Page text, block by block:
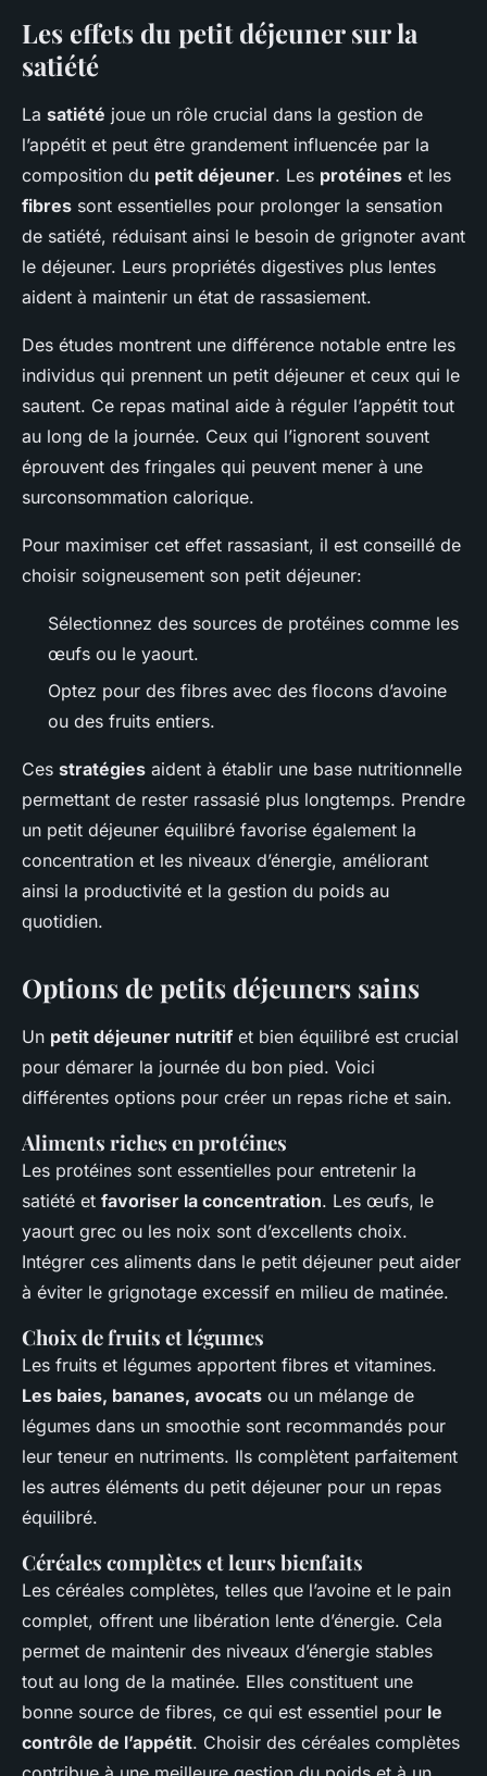
Les effets du petit déjeuner sur la
satiété
La satiété joue un rôle crucial dans la gestion de
l’appétit et peut être grandement influencée par la
composition du petit déjeuner. Les protéines et les
fibres sont essentielles pour prolonger la sensation
de satiété, réduisant ainsi le besoin de grignoter avant
le déjeuner. Leurs propriétés digestives plus lentes
aident à maintenir un état de rassasiement.
Des études montrent une différence notable entre les
individus qui prennent un petit déjeuner et ceux qui le
sautent. Ce repas matinal aide à réguler l’appétit tout
au long de la journée. Ceux qui l’ignorent souvent
éprouvent des fringales qui peuvent mener à une
surconsommation calorique.
Pour maximiser cet effet rassasiant, il est conseillé de
choisir soigneusement son petit déjeuner:
Sélectionnez des sources de protéines comme les
œufs ou le yaourt.
Optez pour des fibres avec des flocons d’avoine
ou des fruits entiers.
Ces stratégies aident à établir une base nutritionnelle
permettant de rester rassasié plus longtemps. Prendre
un petit déjeuner équilibré favorise également la
concentration et les niveaux d’énergie, améliorant
ainsi la productivité et la gestion du poids au
quotidien.
Options de petits déjeuners sains
Un petit déjeuner nutritif et bien équilibré est crucial
pour démarer la journée du bon pied. Voici
différentes options pour créer un repas riche et sain.
Aliments riches en protéines
Les protéines sont essentielles pour entretenir la
satiété et favoriser la concentration. Les œufs, le
yaourt grec ou les noix sont d’excellents choix.
Intégrer ces aliments dans le petit déjeuner peut aider
à éviter le grignotage excessif en milieu de matinée.
Choix de fruits et légumes
Les fruits et légumes apportent fibres et vitamines.
Les baies, bananes, avocats ou un mélange de
légumes dans un smoothie sont recommandés pour
leur teneur en nutriments. Ils complètent parfaitement
les autres éléments du petit déjeuner pour un repas
équilibré.
Céréales complètes et leurs bienfaits
Les céréales complètes, telles que l’avoine et le pain
complet, offrent une libération lente d’énergie. Cela
permet de maintenir des niveaux d’énergie stables
tout au long de la matinée. Elles constituent une
bonne source de fibres, ce qui est essentiel pour le
contrôle de l’appétit. Choisir des céréales complètes